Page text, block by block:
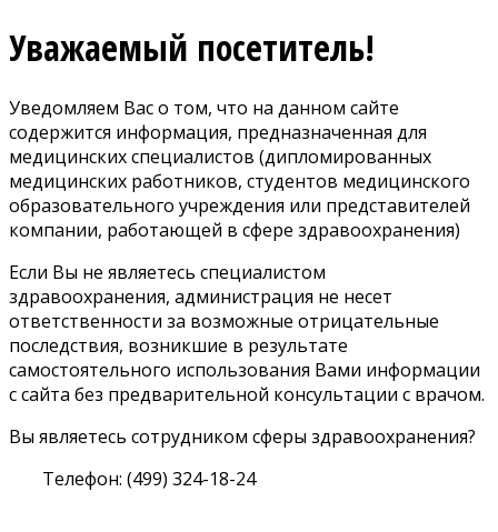
Уважаемый посетитель!
Уведомляем Вас о том, что на данном сайте
содержится информация, предназначенная для
медицинских специалистов (дипломированных
медицинских работников, студентов медицинского
образовательного учреждения или представителей
компании, работающей в сфере здравоохранения)
Если Вы не являетесь специалистом
здравоохранения, администрация не несет
ответственности за возможные отрицательные
последствия, возникшие в результате
самостоятельного использования Вами информации
с сайта без предварительной консультации с врачом.
Вы являетесь сотрудником сферы здравоохранения?
Телефон: (499) 324-18-24